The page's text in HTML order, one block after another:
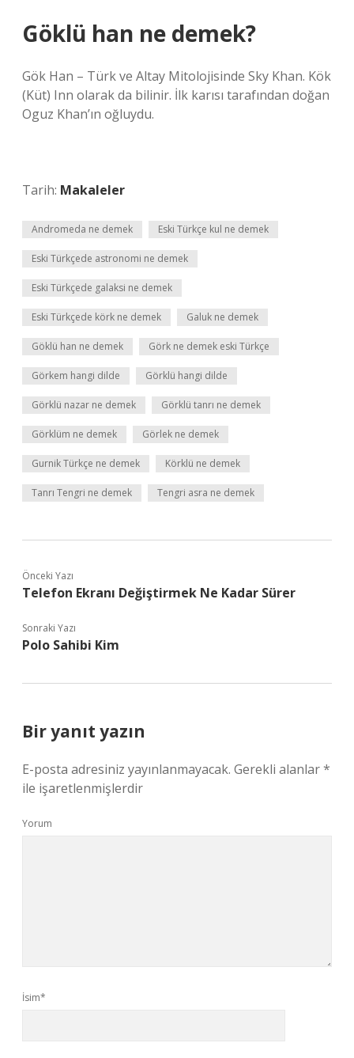
Göklü han ne demek?
Gök Han – Türk ve Altay Mitolojisinde Sky Khan. Kök
(Küt) Inn olarak da bilinir. İlk karısı tarafından doğan
Oguz Khan’ın oğluydu.
Tarih: Makaleler
Andromeda ne demek Eski Türkçe kul ne demek
Eski Türkçede astronomi ne demek
Eski Türkçede galaksi ne demek
Eski Türkçede körk ne demek Galuk ne demek
Göklü han ne demek Görk ne demek eski Türkçe
Görkem hangi dilde Görklü hangi dilde
Görklü nazar ne demek Görklü tanrı ne demek
Görklüm ne demek Görlek ne demek
Gurnik Türkçe ne demek Körklü ne demek
Tanrı Tengri ne demek Tengri asra ne demek
Önceki Yazı
Telefon Ekranı Değiştirmek Ne Kadar Sürer
Sonraki Yazı
Polo Sahibi Kim
Bir yanıt yazın
E-posta adresiniz yayınlanmayacak. Gerekli alanlar*
ile işaretlenmişlerdir
Yorum
İsim*